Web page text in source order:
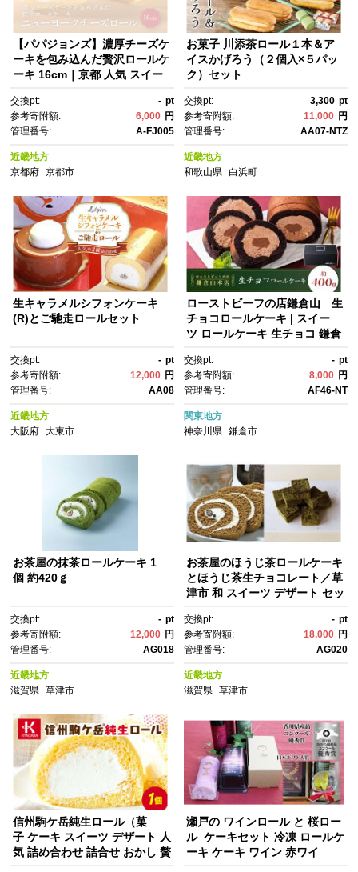
【パパジョンズ】濃厚チーズケ
ーキを包み込んだ贅沢ロールケ
ーキ 16cm｜京都 人気 スイー
ーキ 濃厚 クリーミー おいし
い グルメ おすすめ スイーツ お
菓子 洋菓子 ケーキ お取り寄
せ 通販 送料無料 ふるさと納
税 ］
交換pt: - pt
参考寄附額:
6,000 円
管理番号:
A-FJ005
近畿地方
京都府
京都市
お菓子 川添茶ロール１本＆ア
イスかげろう（２個入×５パッ
ク）セット
交換pt: 3,300 pt
参考寄附額:
11,000 円
管理番号:
AA07-NTZ
近畿地方
和歌山県 白浜町
生キャラメルシフォンケーキ
(R)とご馳走ロールセット
交換pt: - pt
参考寄附額:
12,000 円
管理番号:
AA08
近畿地方
大阪府
大東市
ローストビーフの店鎌倉山 生
チョコロールケーキ | スイー
ツ ロールケーキ 生チョコ 鎌倉
ト ギフト 贈答 美味しい 人
気 おすすめ 送料無料 神奈川 鎌
倉
交換pt: - pt
参考寄附額:
8,000 円
管理番号:
AF46-NT
関東地方
神奈川県 鎌倉市
お茶屋の抹茶ロールケーキ 1
個 約420ｇ
交換pt: - pt
参考寄附額:
12,000 円
管理番号:
AG018
近畿地方
滋賀県
草津市
お茶屋のほうじ茶ロールケーキ
とほうじ茶生チョコレート／草
津市 和 スイーツ デザート セッ
交換pt: - pt
参考寄附額:
18,000 円
管理番号:
AG020
近畿地方
滋賀県 草津市
信州駒ケ岳純生ロール（菓
子 ケーキ スイーツ デザート 人
気 詰め合わせ 詰合せ おかし 贅
瀬戸の ワインロール と 桜ロー
ル ケーキセット 冷凍 ロールケ
ーキ ケーキ ワイン 赤ワイ